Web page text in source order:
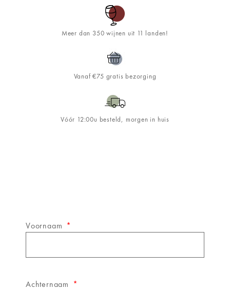
Meer dan 350 wijnen uit 11 landen!
Vanaf €75 gratis bezorging
Vóór 12:00u besteld, morgen in huis
Voornaam
Achternaam